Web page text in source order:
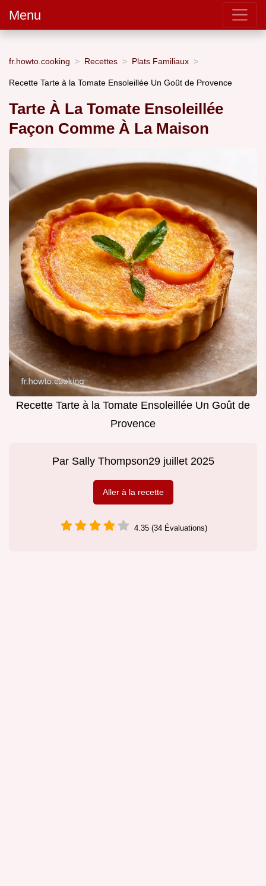
Menu
fr.howto.cooking Recettes Plats Familiaux
Recette Tarte à la Tomate Ensoleillée Un Goût de Provence
Tarte À La Tomate Ensoleillée
Façon Comme À La Maison
Recette Tarte à la Tomate Ensoleillée Un Goût de
Provence
Par Sally Thompson29 juillet 2025
Aller à la recette
4.35 (34 Évaluations)